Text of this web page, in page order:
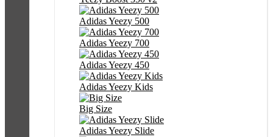
Adidas Yeezy 500
Adidas Yeezy 700
Adidas Yeezy 450
Adidas Yeezy Kids
Big Size
Adidas Yeezy Slide